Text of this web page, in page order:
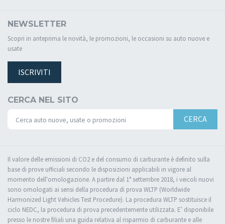
NEWSLETTER
Scopri in anteprima le novità, le promozioni, le occasioni su auto nuove e
usate
ISCRIVITI
CERCA NEL SITO
CERCA
Il valore delle emissioni di CO2 e del consumo di carburante è definito sulla
base di prove ufficiali secondo le disposizioni applicabili in vigore al
momento dell'omologazione. A partire dal 1° settembre 2018, i veicoli nuovi
sono omologati ai sensi della procedura di prova WLTP (Worldwide
Harmonized Light Vehicles Test Procedure). La procedura WLTP sostituisce il
ciclo NEDC, la procedura di prova precedentemente utilizzata. E’ disponibile
presso le nostre filiali una guida relativa al risparmio di carburante e alle